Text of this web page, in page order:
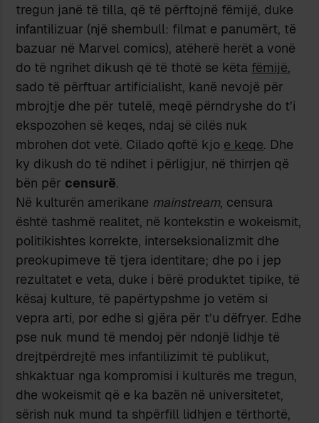
tregun janë të tilla, që të përftojnë fëmijë, duke
infantilizuar (një shembull: filmat e panumërt, të
bazuar në Marvel comics), atëherë herët a vonë
do të ngrihet dikush që të thotë se këta fëmijë,
sado të përftuar artificialisht, kanë nevojë për
mbrojtje dhe për tutelë, meqë përndryshe do t’i
ekspozohen së keqes, ndaj së cilës nuk
mbrohen dot vetë. Cilado qoftë kjo e keqe. Dhe
ky dikush do të ndihet i përligjur, në thirrjen që
bën për censurë.
Në kulturën amerikane mainstream, censura
është tashmë realitet, në kontekstin e wokeismit,
politikishtes korrekte, interseksionalizmit dhe
preokupimeve të tjera identitare; dhe po i jep
rezultatet e veta, duke i bërë produktet tipike, të
kësaj kulture, të papërtypshme jo vetëm si
vepra arti, por edhe si gjëra për t’u dëfryer. Edhe
pse nuk mund të mendoj për ndonjë lidhje të
drejtpërdrejtë mes infantilizimit të publikut,
shkaktuar nga kompromisi i kulturës me tregun,
dhe wokeismit që e ka bazën në universitetet,
sërish nuk mund ta shpërfill lidhjen e tërthortë,